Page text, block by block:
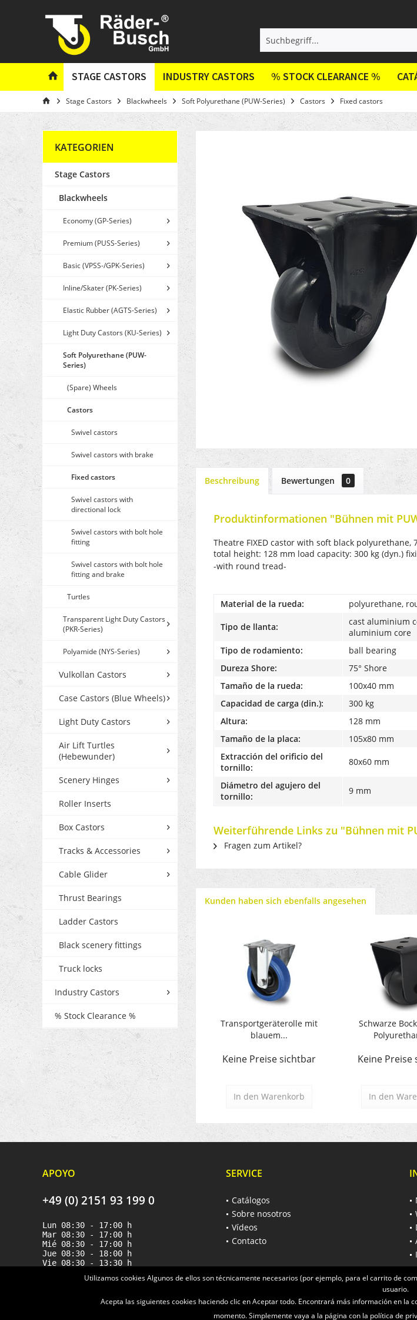
STAGE CASTORS INDUSTRY CASTORS % STOCK CLEARANCE %
Stage Castors Blackwheels Soft Polyurethane (PUW-Series) Castors Fixed castors
KATEGORIEN
Stage Castors
Blackwheels
Economy (GP-Series)
Premium (PUSS-Series)
Basic (VPSS-/GPK-Series)
Inline/Skater (PK-Series)
Elastic Rubber (AGTS-Series)
Light Duty Castors (KU-Series)
Soft Polyurethane (PUW-
Series)
(Spare) Wheels
Castors
Swivel castors
Swivel castors with brake
Fixed castors
Swivel castors with
directional lock
Swivel castors with bolt hole
fitting
Swivel castors with bolt hole
fitting and brake
Turtles
Transparent Light Duty Castors
(PKR-Series)
Polyamide (NYS-Series)
Vulkollan Castors
Case Castors (Blue Wheels)
Light Duty Castors
Air Lift Turtles
(Hebewunder)
Scenery Hinges
Roller Inserts
Box Castors
Tracks & Accessories
Cable Glider
Thrust Bearings
Ladder Castors
Black scenery fittings
Truck locks
Industry Castors
% Stock Clearance %
Beschreibung Bewertungen 0
Produktinformationen "Bühnen mit
Theatre FIXED castor with soft black
total height: 128 mm load capacity: 300 kg (dyn.)
-with round tread-
Material de la rueda: polyurethane,
Tipo de llanta:
cast aluminium
aluminium core
Tipo de rodamiento:
ball bearing
Dureza Shore:
75° Shore
Tamaño de la rueda:
100x40 mm
Capacidad de carga (din.):
300 kg
Altura:
128 mm
Tamaño de la placa:
105x80 mm
Extracción del orificio del
tornillo:
80x60 mm
Diámetro del agujero del
tornillo:
9 mm
Weiterführende Links zu "Bühnen mit
Fragen zum Artikel?
Kunden haben sich ebenfalls angesehen
Transportgeräterolle mit
blauem...
Keine Preise sichtbar
In den Warenkorb
Schwarze
Keine Preise
In den
APOYO
+49 (0) 2151 93 199 0
Lun 08:30 - 17:00 h
Mar 08:30 - 17:00 h
Mié 08:30 - 17:00 h
Jue 08:30 - 18:00 h
Vie 08:30 - 13:30 h
SERVICE
Catálogos
Sobre nosotros
Vídeos
Contacto
Utilizamos cookies Algunos de ellos son técnicamente necesarios (por ejemplo, para el carrito de
usuario.
Acepta las siguientes cookies haciendo clic en Aceptar todo. Encontrará más información en
momento. Simplemente vaya a la página con la política de